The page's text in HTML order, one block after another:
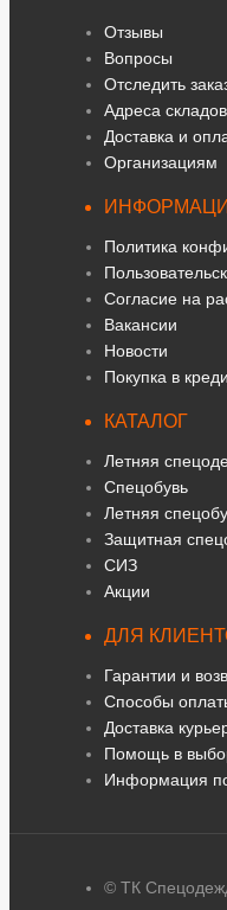
Отзывы
Вопросы
Отследить
Адреса складов
Доставка и
Организациям
Политика
Согласие на
Вакансии
Новости
Покупка в
КАТАЛОГ
Летняя
Спецобувь
Летняя
Защитная
СИЗ
Акции
ДЛЯ
Гарантии и
Способы
Доставка
Помощь в
Информация
© ТК